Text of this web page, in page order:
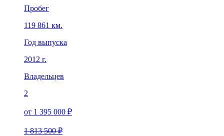
Пробег
119 861 км.
Год выпуска
2012 г.
Владельцев
2
от 1 395 000 ₽
1 813 500 ₽